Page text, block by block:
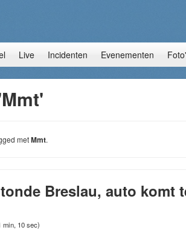
Live Incidenten Evenementen
metMmt.
Breslau, auto komt
min, 10 sec)